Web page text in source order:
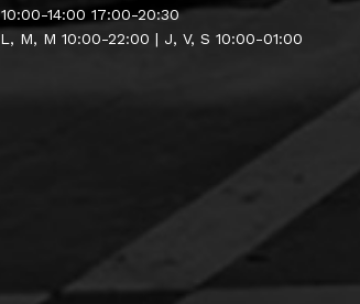
10:00-14:00 17:00-20:30
L, M, M 10:00-22:00 | J, V, S 10:00-01:00